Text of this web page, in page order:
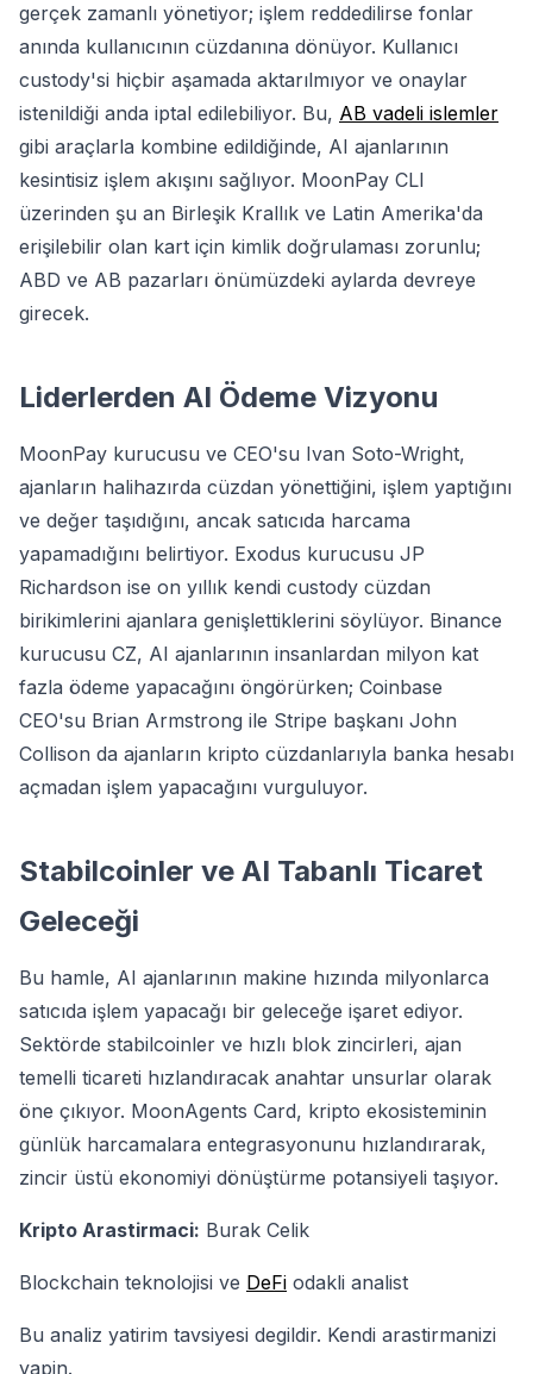
gerçek zamanlı yönetiyor; işlem reddedilirse fonlar
anında kullanıcının cüzdanına dönüyor. Kullanıcı
custody'si hiçbir aşamada aktarılmıyor ve onaylar
istenildiği anda iptal edilebiliyor. Bu, AB vadeli islemler
gibi araçlarla kombine edildiğinde, AI ajanlarının
kesintisiz işlem akışını sağlıyor. MoonPay CLI
üzerinden şu an Birleşik Krallık ve Latin Amerika'da
erişilebilir olan kart için kimlik doğrulaması zorunlu;
ABD ve AB pazarları önümüzdeki aylarda devreye
girecek.
Liderlerden AI Ödeme Vizyonu
MoonPay kurucusu ve CEO'su Ivan Soto-Wright,
ajanların halihazırda cüzdan yönettiğini, işlem yaptığını
ve değer taşıdığını, ancak satıcıda harcama
yapamadığını belirtiyor. Exodus kurucusu JP
Richardson ise on yıllık kendi custody cüzdan
birikimlerini ajanlara genişlettiklerini söylüyor. Binance
kurucusu CZ, AI ajanlarının insanlardan milyon kat
fazla ödeme yapacağını öngörürken; Coinbase
CEO'su Brian Armstrong ile Stripe başkanı John
Collison da ajanların kripto cüzdanlarıyla banka hesabı
açmadan işlem yapacağını vurguluyor.
Stabilcoinler ve AI Tabanlı Ticaret
Geleceği
Bu hamle, AI ajanlarının makine hızında milyonlarca
satıcıda işlem yapacağı bir geleceğe işaret ediyor.
Sektörde stabilcoinler ve hızlı blok zincirleri, ajan
temelli ticareti hızlandıracak anahtar unsurlar olarak
öne çıkıyor. MoonAgents Card, kripto ekosisteminin
günlük harcamalara entegrasyonunu hızlandırarak,
zincir üstü ekonomiyi dönüştürme potansiyeli taşıyor.
Kripto Arastirmaci: Burak Celik
Blockchain teknolojisi ve DeFi odakli analist
Bu analiz yatirim tavsiyesi degildir. Kendi arastirmanizi
yapin.